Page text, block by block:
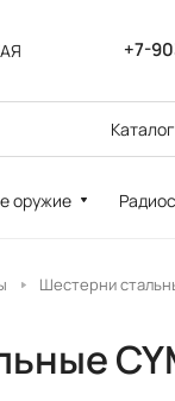
+7-
Каталог
оружие
Шестерни